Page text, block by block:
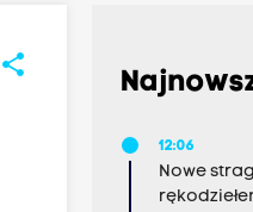
share
12:06
Nowe